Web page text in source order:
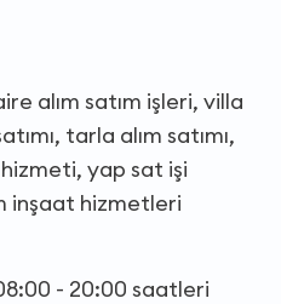
alım satım işleri, villa
tarla alım satımı,
yap sat işi
inşaat hizmetleri
- 20:00 saatleri